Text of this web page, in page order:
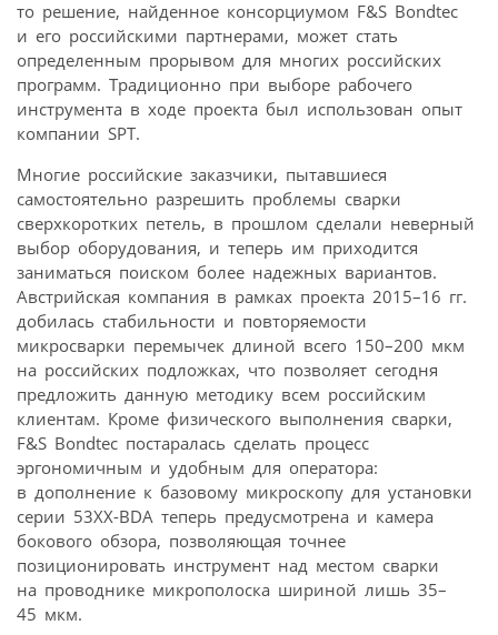
то решение, найденное консорциумом F&S Bondtec
и его российскими партнерами, может стать
определенным прорывом для многих российских
программ. Традиционно при выборе рабочего
инструмента в ходе проекта был использован опыт
компании SPT.
Многие российские заказчики, пытавшиеся
самостоятельно разрешить проблемы сварки
сверхкоротких петель, в прошлом сделали неверный
выбор оборудования, и теперь им приходится
заниматься поиском более надежных вариантов.
Австрийская компания в рамках проекта 2015–16 гг.
добилась стабильности и повторяемости
микросварки перемычек длиной всего 150–200 мкм
на российских подложках, что позволяет сегодня
предложить данную методику всем российским
клиентам. Кроме физического выполнения сварки,
F&S Bondtec постаралась сделать процесс
эргономичным и удобным для оператора:
в дополнение к базовому микроскопу для установки
серии 53ХХ-BDA теперь предусмотрена и камера
бокового обзора, позволяющая точнее
позиционировать инструмент над местом сварки
на проводнике микрополоска шириной лишь 35–
45 мкм.